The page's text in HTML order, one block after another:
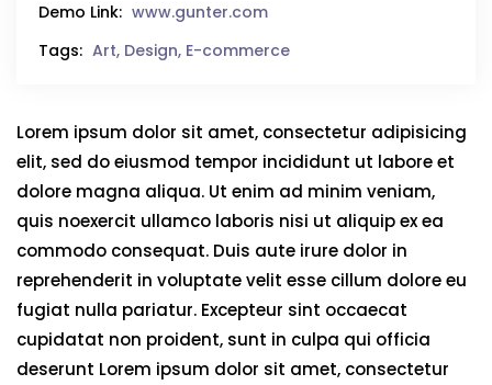
Demo Link: www.gunter.com
Tags: Art, Design, E-commerce
Lorem ipsum dolor sit amet, consectetur adipisicing
elit, sed do eiusmod tempor incididunt ut labore et
dolore magna aliqua. Ut enim ad minim veniam,
quis noexercit ullamco laboris nisi ut aliquip ex ea
commodo consequat. Duis aute irure dolor in
reprehenderit in voluptate velit esse cillum dolore eu
fugiat nulla pariatur. Excepteur sint occaecat
cupidatat non proident, sunt in culpa qui officia
deserunt Lorem ipsum dolor sit amet, consectetur